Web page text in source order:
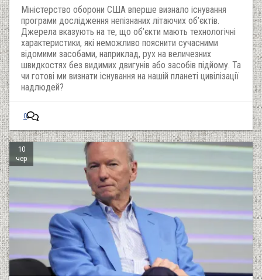
Міністерство оборони США вперше визнало існування
програми дослідження непізнаних літаючих об’єктів.
Джерела вказують на те, що об’єкти мають технологічні
характеристики, які неможливо пояснити сучасними
відомими засобами, наприклад, рух на величезних
швидкостях без видимих двигунів або засобів підйому. Та
чи готові ми визнати існування на нашій планеті цивілізації
надлюдей?
0
10
чер